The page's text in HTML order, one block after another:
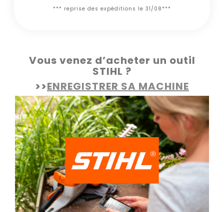
*** reprise des expéditions le 31/08***
Vous venez d’acheter un outil
STIHL ?
>>ENREGISTRER SA MACHINE